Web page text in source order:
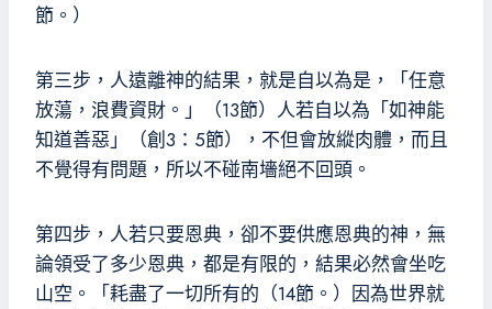
節。）
第三步，人遠離神的結果，就是自以為是，「任意
放蕩，浪費資財。」（13節）人若自以為「如神能
知道善惡」（創3：5節），不但會放縱肉體，而且
不覺得有問題，所以不碰南墻絕不回頭。
第四步，人若只要恩典，卻不要供應恩典的神，無
論領受了多少恩典，都是有限的，結果必然會坐吃
山空。「耗盡了一切所有的（14節。）因為世界就